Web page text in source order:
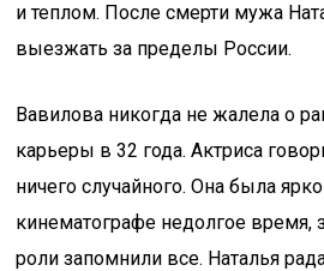
и теплом. После смерти мужа
выезжать за пределы России.
Вавилова никогда не жалела о
карьеры в 32 года. Актриса
ничего случайного. Она была
кинематографе недолгое время,
роли запомнили все. Наталья